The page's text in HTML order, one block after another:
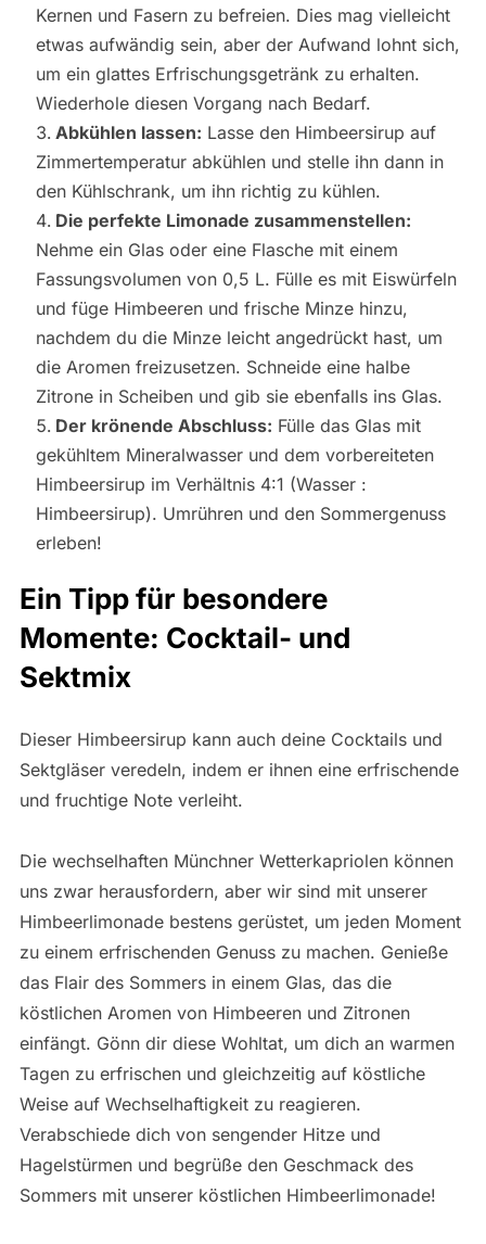
Kernen und Fasern zu befreien. Dies mag vielleicht
etwas aufwändig sein, aber der Aufwand lohnt sich,
um ein glattes Erfrischungsgetränk zu erhalten.
Wiederhole diesen Vorgang nach Bedarf.
Abkühlen lassen: Lasse den Himbeersirup auf
Zimmertemperatur abkühlen und stelle ihn dann in
den Kühlschrank, um ihn richtig zu kühlen.
Die perfekte Limonade zusammenstellen:
Nehme ein Glas oder eine Flasche mit einem
Fassungsvolumen von 0,5 L. Fülle es mit Eiswürfeln
und füge Himbeeren und frische Minze hinzu,
nachdem du die Minze leicht angedrückt hast, um
die Aromen freizusetzen. Schneide eine halbe
Zitrone in Scheiben und gib sie ebenfalls ins Glas.
Der krönende Abschluss: Fülle das Glas mit
gekühltem Mineralwasser und dem vorbereiteten
Himbeersirup im Verhältnis 4:1 (Wasser :
Himbeersirup). Umrühren und den Sommergenuss
erleben!
Ein Tipp für besondere
Momente: Cocktail- und
Sektmix
Dieser Himbeersirup kann auch deine Cocktails und
Sektgläser veredeln, indem er ihnen eine erfrischende
und fruchtige Note verleiht.
Die wechselhaften Münchner Wetterkapriolen können
uns zwar herausfordern, aber wir sind mit unserer
Himbeerlimonade bestens gerüstet, um jeden Moment
zu einem erfrischenden Genuss zu machen. Genieße
das Flair des Sommers in einem Glas, das die
köstlichen Aromen von Himbeeren und Zitronen
einfängt. Gönn dir diese Wohltat, um dich an warmen
Tagen zu erfrischen und gleichzeitig auf köstliche
Weise auf Wechselhaftigkeit zu reagieren.
Verabschiede dich von sengender Hitze und
Hagelstürmen und begrüße den Geschmack des
Sommers mit unserer köstlichen Himbeerlimonade!